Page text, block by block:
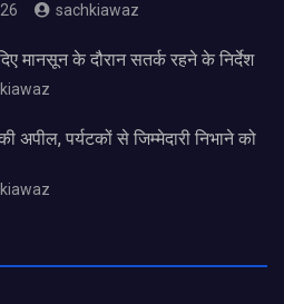
sachkiawaz
मानसून के दौरान सतर्क रहने के निर्देश
अपील, पर्यटकों से जिम्मेदारी निभाने को